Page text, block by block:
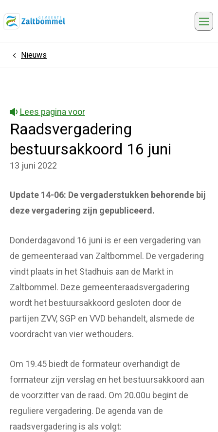
HomeNieuws
Lees pagina voor
Raadsvergadering
bestuursakkoord 16 juni
13 juni 2022
Update 14-06: De vergaderstukken behorende bij
deze vergadering zijn gepubliceerd.
Donderdagavond 16 juni is er een vergadering van
de gemeenteraad van Zaltbommel. De vergadering
vindt plaats in het Stadhuis aan de Markt in
Zaltbommel. Deze gemeenteraadsvergadering
wordt het bestuursakkoord gesloten door de
partijen ZVV, SGP en VVD behandelt, alsmede de
voordracht van vier wethouders.
Om 19.45 biedt de formateur overhandigt de
formateur zijn verslag en het bestuursakkoord aan
de voorzitter van de raad. Om 20.00u begint de
reguliere vergadering. De agenda van de
raadsvergadering is als volgt: